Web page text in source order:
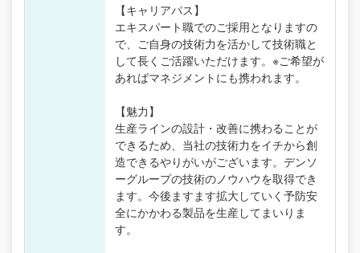
【キャリアパス】
エキスパート職でのご採用となりますの
で、ご自身の技術力を活かして技術職と
して長くご活躍いただけます。※ご希望が
あればマネジメントにも携われます。
【魅力】
生産ラインの設計・改善に携わることが
できるため、当社の技術力をイチから創
造できるやりがいがございます。デンソ
ーグループの技術のノウハウを取得でき
ます。今後ますます拡大していく予防安
全にかかわる製品を生産してまいりま
す。